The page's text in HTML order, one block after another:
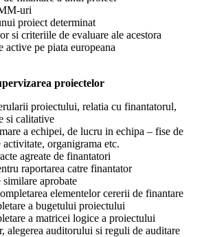
uri
proiect determinat
si criteriile de evaluare ale acestora
pe piata europeana
proiectelor
proiectului, relatia cu finantatorul,
si calitative
a echipei, de lucru in echipa – fise de
activitate, organigrama etc.
agreate de finantatori
raportarea catre finantator
aprobate
elementelor cererii de finantare
a bugetului proiectului
a matricei logice a proiectului
alegerea auditorului si reguli de auditare